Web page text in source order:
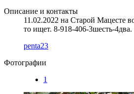
Описание и контакты
11.02.2022 на Старой Мацесте
то ищет. 8-918-406-3шесть-4два.
penta23
Фотографии
1